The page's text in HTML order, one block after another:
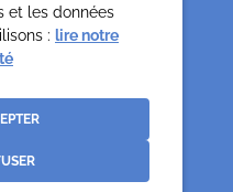
58
et les données
: lire notre